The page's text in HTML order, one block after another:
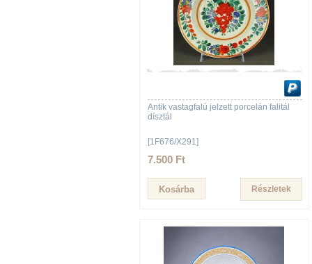
Antik vastagfalú jelzett porcelán falitál
dísztál
[1F676/X291]
7.500 Ft
Részletek